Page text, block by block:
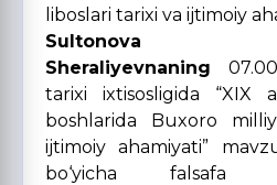
liboslari tarixi va ijtimoiy
Sheraliyevnaning
tarixi ixtisosligida
boshlarida Buxoro
ijtimoiy ahamiyati”
bo‘yicha falsafa